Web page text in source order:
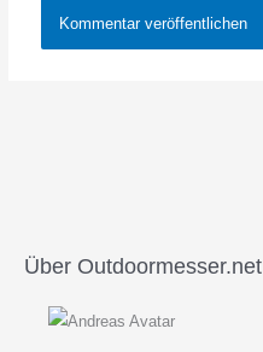
Über Outdoormesser.net